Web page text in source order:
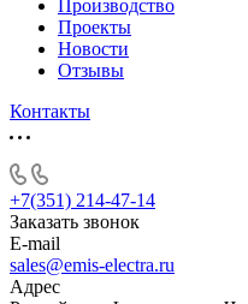
Производство
Проекты
Новости
Отзывы
Контакты
+7(351) 214-47-14
Заказать звонок
E-mail
sales@emis-electra.ru
Адрес